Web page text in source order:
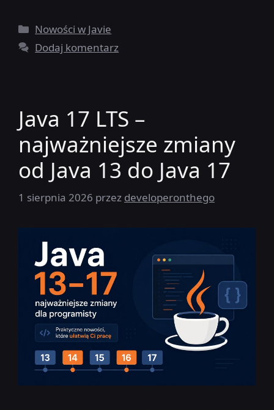
Kategorie
Nowości w Javie
Dodaj komentarz
Java 17 LTS –
najważniejsze zmiany
od Java 13 do Java 17
1 sierpnia 2026 przez developeronthego